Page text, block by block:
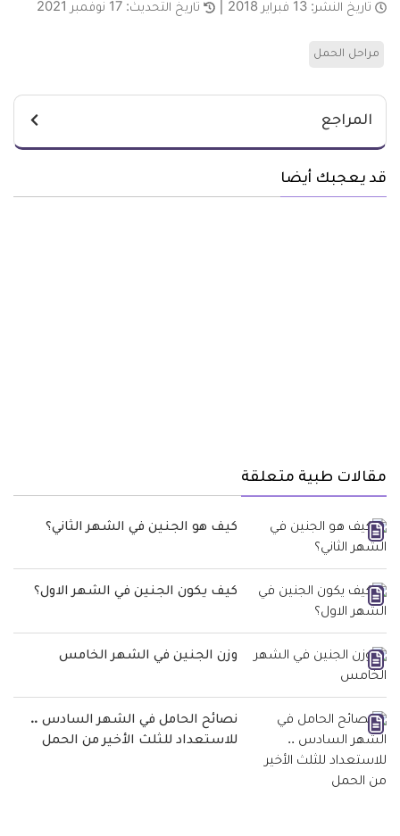
تاريخ النشر: 13 فبراير 2018 تاريخ التحديث: 17 نوفمبر 2021
مراحل الحمل
المراجع
قد يعجبك أيضا
مقالات طبية متعلقة
كيف هو الجنين في الشهر الثاني؟
كيف يكون الجنين في الشهر الاول؟
وزن الجنين في الشهر الخامس
نصائح الحامل في الشهر السادس ..
للاستعداد للثلث الأخير من الحمل